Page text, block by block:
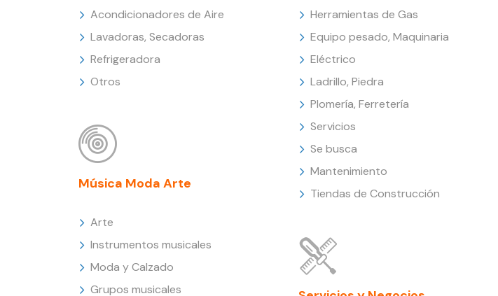
Acondicionadores de Aire
Lavadoras, Secadoras
Refrigeradora
Otros
Música Moda Arte
Arte
Instrumentos musicales
Moda y Calzado
Grupos musicales
Herramientas de Gas
Equipo pesado, Maquinaria
Eléctrico
Ladrillo, Piedra
Plomería, Ferretería
Servicios
Se busca
Mantenimiento
Tiendas de Construcción